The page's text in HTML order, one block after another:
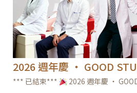
2026 週年慶 ‧ GOOD
*** 已結束*** 2026 週年慶 ‧